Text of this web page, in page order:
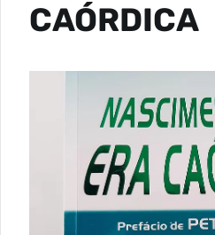
CAÓRDICA